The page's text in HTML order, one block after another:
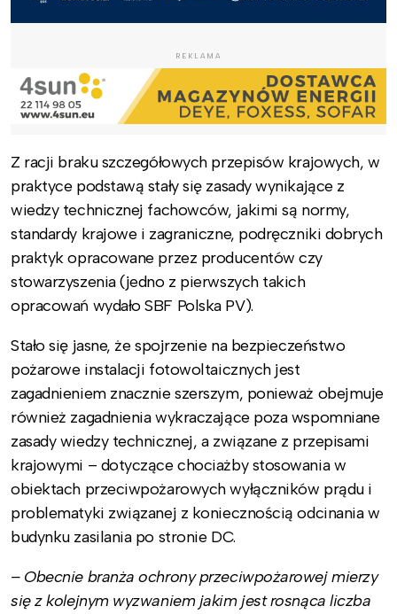
REKLAMA
Z racji braku szczegółowych przepisów krajowych, w
praktyce podstawą stały się zasady wynikające z
wiedzy technicznej fachowców, jakimi są normy,
standardy krajowe i zagraniczne, podręczniki dobrych
praktyk opracowane przez producentów czy
stowarzyszenia (jedno z pierwszych takich
opracowań wydało SBF Polska PV).
Stało się jasne, że spojrzenie na bezpieczeństwo
pożarowe instalacji fotowoltaicznych jest
zagadnieniem znacznie szerszym, ponieważ obejmuje
również zagadnienia wykraczające poza wspomniane
zasady wiedzy technicznej, a związane z przepisami
krajowymi – dotyczące chociażby stosowania w
obiektach przeciwpożarowych wyłączników prądu i
problematyki związanej z koniecznością odcinania w
budynku zasilania po stronie DC.
– Obecnie branża ochrony przeciwpożarowej mierzy
się z kolejnym wyzwaniem jakim jest rosnąca liczba